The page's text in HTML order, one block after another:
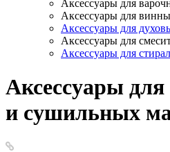
Аксессуары для
Аксессуары для
Аксессуары для
Аксессуары для
Аксессуары для
Аксессуары
и сушильных